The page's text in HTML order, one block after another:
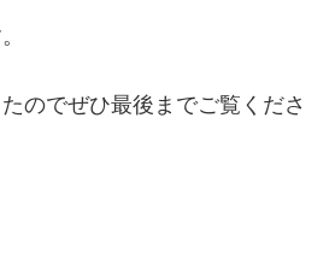
のでぜひ最後までご覧くださ